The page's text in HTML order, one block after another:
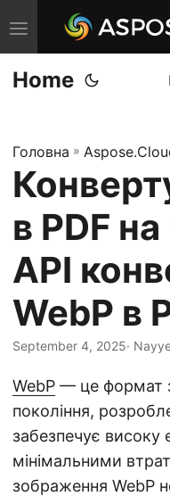
T
o
g
e
n
v
i
g
a
t
i
o
n
Home
Головна »
в PDF на
API
WebP в
September 4, 2025·
WebP — це формат
покоління,
забезпечує високу
мінімальними
зображення WebP